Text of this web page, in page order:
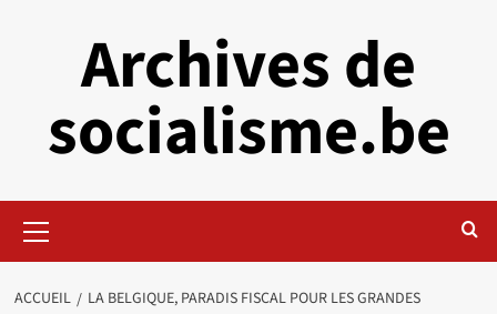
Archives de
socialisme.be
principal
ACCUEIL
LA BELGIQUE, PARADIS FISCAL POUR LES GRANDES